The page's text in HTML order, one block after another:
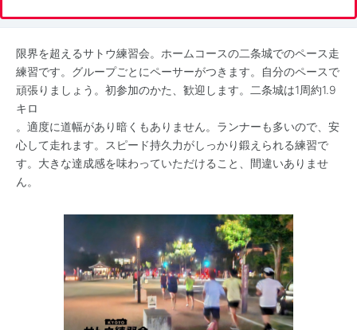
限界を超えるサトウ練習会。ホームコースの二条城でのペース走
練習です。グループごとにペーサーがつきます。自分のペースで
頑張りましょう。初参加のかた、歓迎します。二条城は1周約1.9
キロ
。適度に道幅があり暗くもありません。ランナーも多いので、安
心して走れます。スピード持久力がしっかり鍛えられる練習で
す。大きな達成感を味わっていただけること、間違いありませ
ん。